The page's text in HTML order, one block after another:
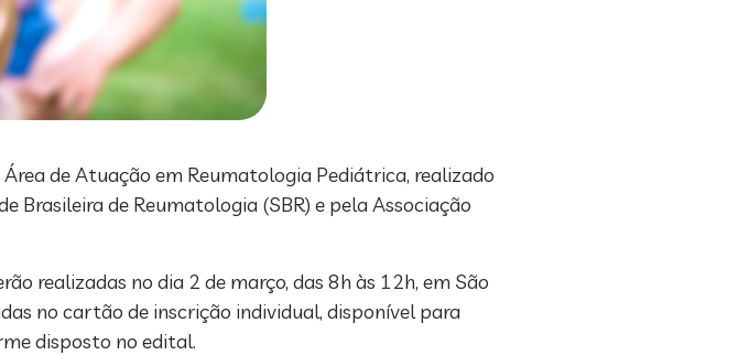
de Atuação em Reumatologia Pediátrica, realizado
Brasileira de Reumatologia (SBR) e pela Associação
realizadas no dia 2 de março, das 8h às 12h, em São
no cartão de inscrição individual, disponível para
disposto no edital.